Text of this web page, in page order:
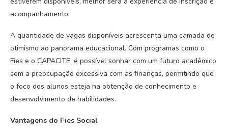
acompanhamento.
A quantidade de vagas disponíveis acrescenta uma camada de
otimismo ao panorama educacional. Com programas como o
Fies e o CAPACITE, é possível sonhar com um futuro acadêmico
sem a preocupação excessiva com as finanças, permitindo que
o foco dos alunos esteja na obtenção de conhecimento e
desenvolvimento de habilidades.
Vantagens do Fies Social